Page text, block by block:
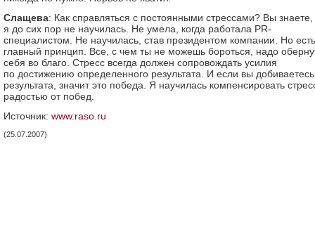
Слащева: Как справляться с постоянными стрессами? Вы знаете,
я до сих пор не научилась. Не умела, когда работала PR-
специалистом. Не научилась, став президентом компании. Но есть
главный принцип. Все, с чем ты не можешь бороться, надо
себя во благо. Стресс всегда должен сопровождать усилия
по достижению определенного результата. И если вы добиваетесь
результата, значит это победа. Я научилась компенсировать
радостью от побед.
Источник: www.raso.ru
(25.07.2007)